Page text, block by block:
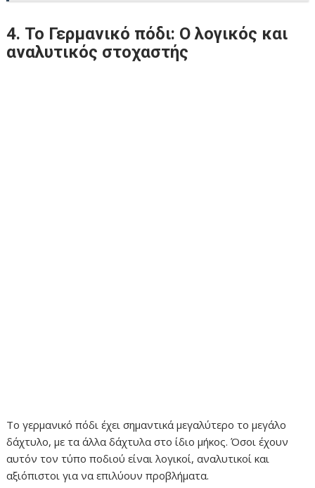
4. Το Γερμανικό πόδι: Ο λογικός και
αναλυτικός στοχαστής
Το γερμανικό πόδι έχει σημαντικά μεγαλύτερο το μεγάλο
δάχτυλο, με τα άλλα δάχτυλα στο ίδιο μήκος. Όσοι έχουν
αυτόν τον τύπο ποδιού είναι λογικοί, αναλυτικοί και
αξιόπιστοι για να επιλύουν προβλήματα.